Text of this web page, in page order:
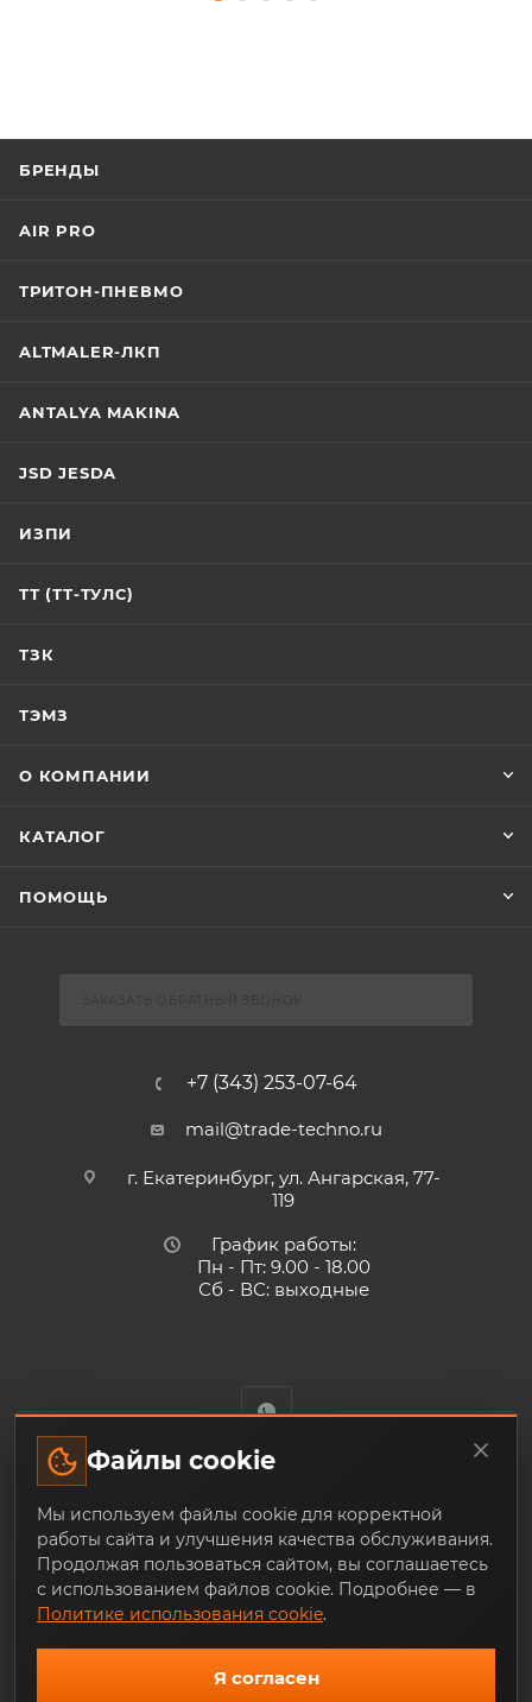
БРЕНДЫ
AIR PRO
ТРИТОН-ПНЕВМО
ALTMALER-ЛКП
ANTALYA MAKINA
JSD JESDA
ИЗПИ
ТТ (ТТ-ТУЛС)
ТЗК
ТЭМЗ
О КОМПАНИИ
КАТАЛОГ
ПОМОЩЬ
+7 (343) 253-07-64
mail@trade-techno.ru
г. Екатеринбург, ул. Ангарская, 77-
119
График работы:
Пн - Пт: 9.00 - 18.00
Сб - ВС: выходные
инструмента с доставкой по Екатеринбургу и по всей
России, из наличия и под заказ
Файлы cookie
Мы используем файлы cookie для корректной
работы сайта и улучшения качества обслуживания.
Продолжая пользоваться сайтом, вы соглашаетесь
с использованием файлов cookie. Подробнее — в
Политике использования cookie.
Я согласен